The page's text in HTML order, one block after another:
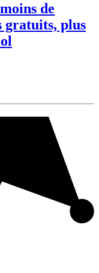
de
gratuits, plus